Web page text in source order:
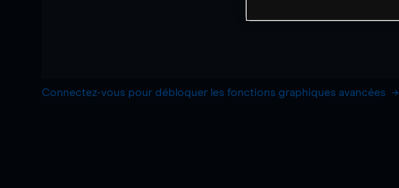
Connectez-vous pour débloquer les fonctions graphiques avancées